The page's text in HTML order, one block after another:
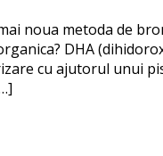
noua metoda de
DHA
cu ajutorul unui